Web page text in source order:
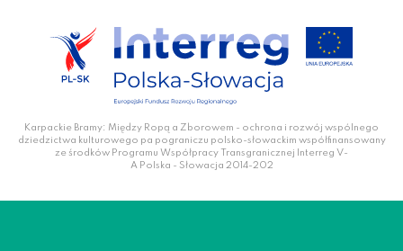
Karpackie Bramy: Między Ropą a Zborowem - ochrona i rozwój wspólnego
dziedzictwa kulturowego pa pograniczu polsko-słowackim współfinansowany
ze środków Programu Współpracy Transgranicznej Interreg V-
A Polska - Słowacja 2014-202